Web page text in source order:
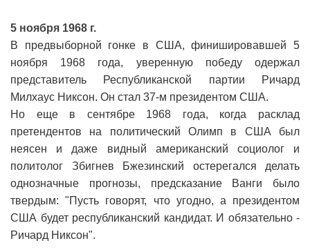
5 ноября 1968 г.
В предвыборной гонке в США, финишировавшей 5
ноября 1968 года, уверенную победу одержал
представитель Республиканской партии Ричард
Милхаус Никсон. Он стал 37-м президентом США.
Но еще в сентябре 1968 года, когда расклад
претендентов на политический Олимп в США был
неясен и даже видный американский социолог и
политолог Збигнев Бжезинский остерегался делать
однозначные прогнозы, предсказание Ванги было
твердым: "Пусть говорят, что угодно, а президентом
США будет республиканский кандидат. И обязательно -
Ричард Никсон".